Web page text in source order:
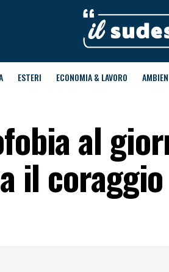
ESTERI ECONOMIA & LAVORO
al
il